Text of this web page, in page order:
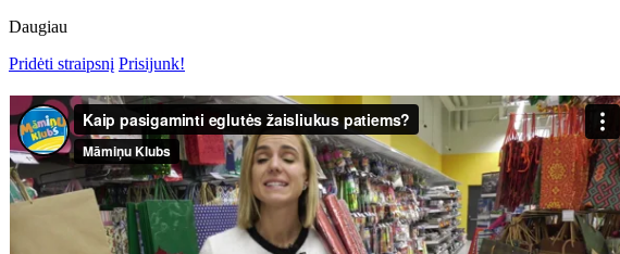
Daugiau
Pridėti straipsnį Prisijunk!